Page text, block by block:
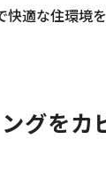
快適な住環境
グをカ